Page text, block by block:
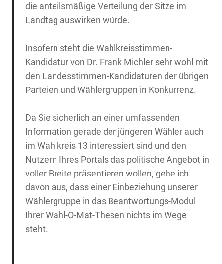
die anteilsmäßige Verteilung der Sitze im
Landtag auswirken würde.
Insofern steht die Wahlkreisstimmen-
Kandidatur von Dr. Frank Michler sehr wohl mit
den Landesstimmen-Kandidaturen der übrigen
Parteien und Wählergruppen in Konkurrenz.
Da Sie sicherlich an einer umfassenden
Information gerade der jüngeren Wähler auch
im Wahlkreis 13 interessiert sind und den
Nutzern Ihres Portals das politische Angebot in
voller Breite präsentieren wollen, gehe ich
davon aus, dass einer Einbeziehung unserer
Wählergruppe in das Beantwortungs-Modul
Ihrer Wahl-O-Mat-Thesen nichts im Wege
steht.